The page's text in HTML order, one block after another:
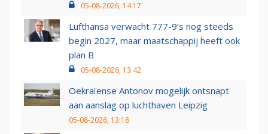
05-08-2026, 14:17
Lufthansa verwacht 777-9’s nog steeds
begin 2027, maar maatschappij heeft ook
plan B
05-08-2026, 13:42
Oekraïense Antonov mogelijk ontsnapt
aan aanslag op luchthaven Leipzig
05-08-2026, 13:18